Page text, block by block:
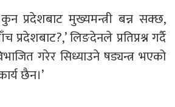
प्रदेशबाट मुख्यमन्त्री बन्न सक्छ,
प्रदेशबाट?,’ लिङदेनले प्रतिप्रश्न गर्दै
गरेर सिध्याउने षड्यन्त्र भएको
छैन।’